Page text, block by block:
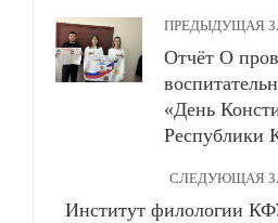
ПРЕДЫДУЩАЯ
Отчёт О
«День
Республики
СЛЕДУЮЩАЯ
Институт филологии